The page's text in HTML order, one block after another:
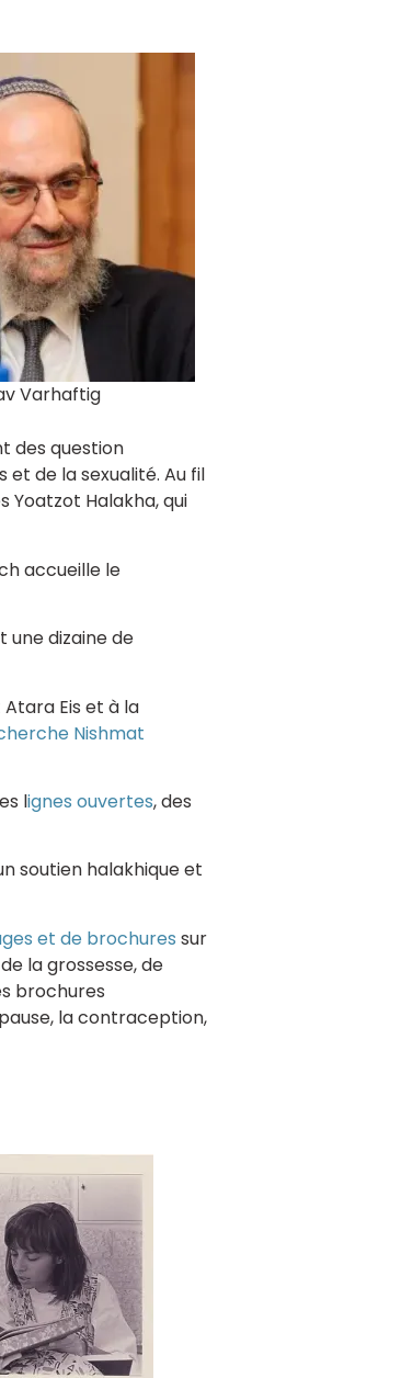
Varhaftig
des question
et de la sexualité. Au fil
Yoatzot Halakha, qui
accueille le
une dizaine de
Eis et à la
Nishmat
lignes ouvertes, des
soutien halakhique et
et de brochures sur
la grossesse, de
brochures
la contraception,